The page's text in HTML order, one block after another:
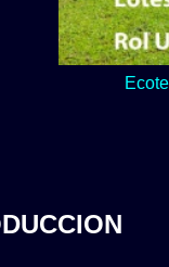
Lo verde y